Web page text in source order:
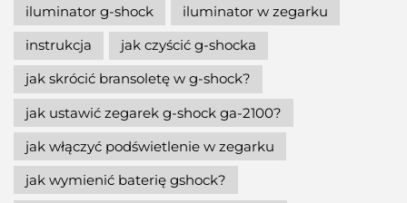
iluminator g-shock
iluminator w zegarku
instrukcja
jak czyścić g-shocka
jak skrócić bransoletę w g-shock?
jak ustawić zegarek g-shock ga-2100?
jak włączyć podświetlenie w zegarku
jak wymienić baterię gshock?